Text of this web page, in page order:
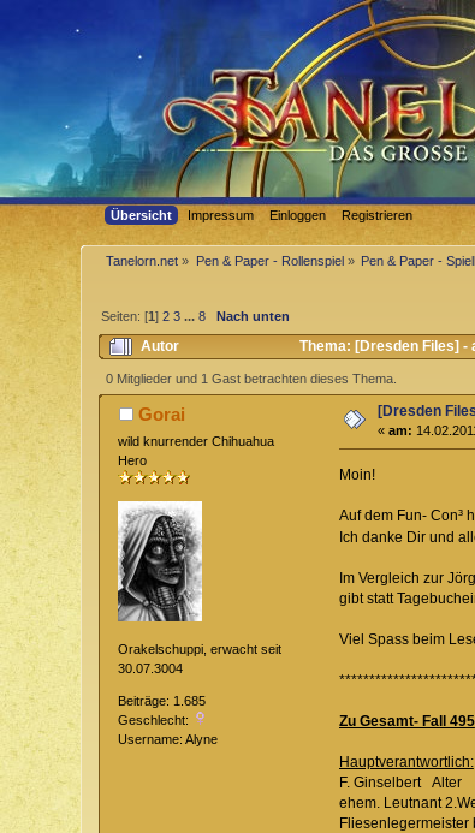
Übersicht Impressum Einloggen Registrieren
Tanelorn.net » Pen & Paper - Rollenspiel» Pen & Paper -
Seiten: [1]2 3 ...8 Nach unten
Autor Thema: [Dresden Files] -
0 Mitglieder und 1 Gast betrachten dieses Thema.
Gorai
wild knurrender Chihuahua
Hero
Orakelschuppi, erwacht seit
30.07.3004
Beiträge: 1.685
Geschlecht:
Username: Alyne
[Dresden
«am:
Moin!
Auf dem Fun- Con³
Ich danke Dir und
Im Vergleich zur
gibt statt
Viel Spass beim
Zu Gesamt- Fall 495
Hauptverantwortlich:
F. Ginselbert Alter
ehem. Leutnant